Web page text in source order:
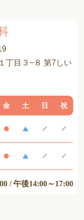
丁目３−８ 第7しい
金 土 日 祝
/ 午後14:00～17:00